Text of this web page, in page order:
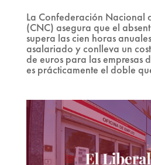
La Confederación Nacional
(CNC) asegura que el
supera las cien horas
asalariado y conlleva un
de euros para las empresas
es prácticamente el doble